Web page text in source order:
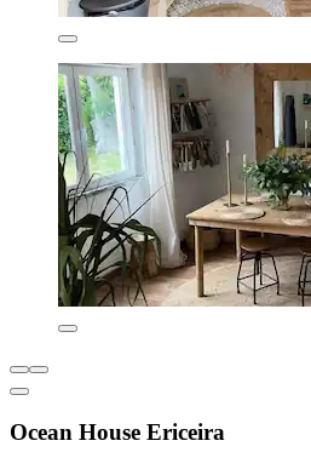
Ocean House Ericeira